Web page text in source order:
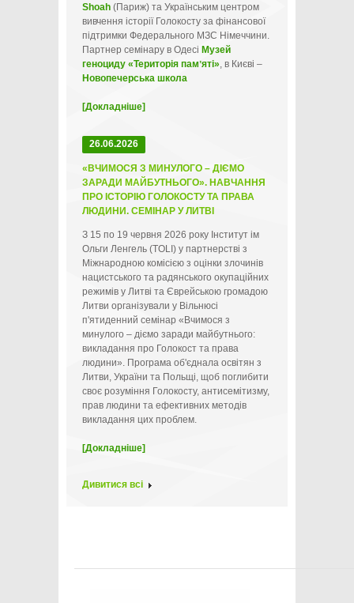
Shoah (Париж) та Українським центром
вивчення історії Голокосту за фінансової
підтримки Федерального МЗС Німеччини.
Партнер семінару в Одесі Музей
геноциду «Територія памʼяті», в Києві –
Новопечерська школа
[Докладніше]
26.06.2026
«ВЧИМОСЯ З МИНУЛОГО – ДІЄМО
ЗАРАДИ МАЙБУТНЬОГО». НАВЧАННЯ
ПРО ІСТОРІЮ ГОЛОКОСТУ ТА ПРАВА
ЛЮДИНИ. СЕМІНАР У ЛИТВІ
З 15 по 19 червня 2026 року Інститут ім
Ольги Ленгель (TOLI) у партнерстві з
Міжнародною комісією з оцінки злочинів
нацистського та радянського окупаційних
режимів у Литві та Єврейською громадою
Литви організували у Вільнюсі
п'ятиденний семінар «Вчимося з
минулого – діємо заради майбутнього:
викладання про Голокост та права
людини». Програма об'єднала освітян з
Литви, України та Польщі, щоб поглибити
своє розуміння Голокосту, антисемітизму,
прав людини та ефективних методів
викладання цих проблем.
[Докладніше]
Дивитися всі